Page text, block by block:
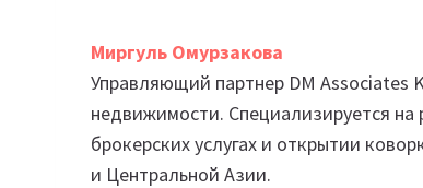
Миргуль Омурзакова
Управляющий партнер DM Associates
недвижимости. Специализируется на
брокерских услугах и открытии
и Центральной Азии.